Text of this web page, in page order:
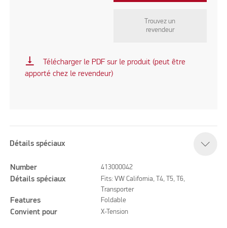
Trouvez un
revendeur
vertical_align_bottom
Télécharger le PDF sur le produit (peut être
apporté chez le revendeur)
Détails spéciaux
Number 413000042
Détails spéciaux
Fits: VW California, T4, T5, T6,
Transporter
Features Foldable
Convient pour X-Tension